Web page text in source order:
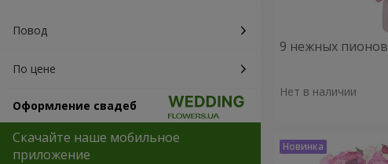
Повод
По цене
Оформление свадеб
Скачайте наше мобильное
приложение
9 нежных пионов
Нет в наличии